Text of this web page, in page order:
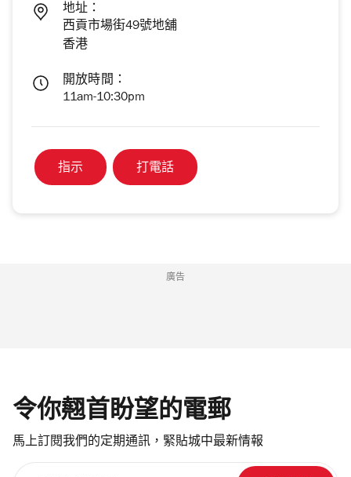
地址：
西貢市場街49號地舖
香港
開放時間：
11am-10:30pm
指示 打電話
廣告
令你翹首盼望的電郵
馬上訂閱我們的定期通訊，緊貼城中最新情報